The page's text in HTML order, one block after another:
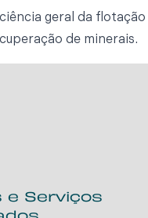
geral da flotação
de minerais.
e Serviços